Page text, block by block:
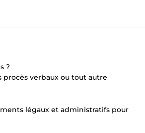
?
verbaux ou tout autre
légaux et administratifs pour